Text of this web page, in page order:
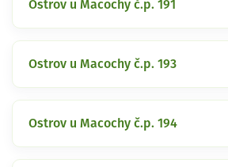
Ostrov u Macochy č.p. 191
Ostrov u Macochy č.p. 193
Ostrov u Macochy č.p. 194